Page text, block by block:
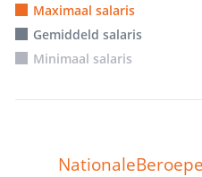
Maximaal salaris
Gemiddeld salaris
Minimaal salaris